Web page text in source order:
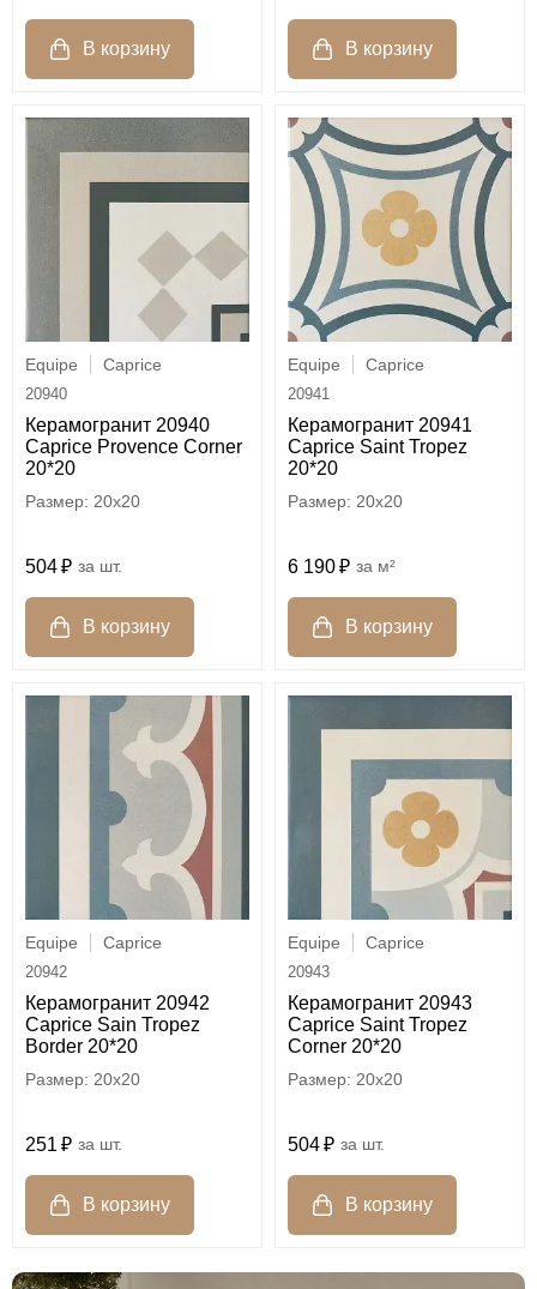
Equipe Caprice
20940
Керамогранит 20940
Caprice Provence Corner
20*20
20x20
504 шт.
Equipe Caprice
20941
Керамогранит 20941
Caprice Saint Tropez
20*20
20x20
6 190 м²
Equipe Caprice
20942
Керамогранит 20942
Caprice Sain Tropez
Border 20*20
20x20
251 шт.
Equipe Caprice
20943
Керамогранит 20943
Caprice Saint Tropez
Corner 20*20
20x20
504 шт.